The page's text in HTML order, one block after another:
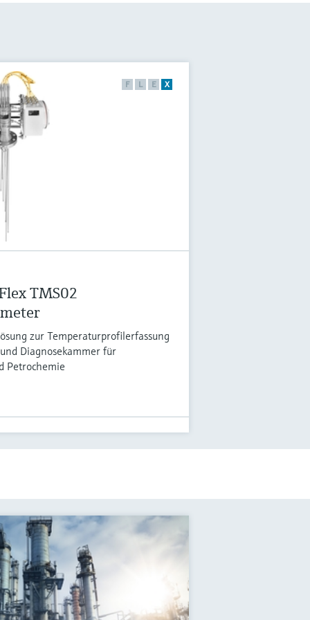
F L E X
TMS02
zur Temperaturprofilerfassung
Diagnosekammer für
Petrochemie